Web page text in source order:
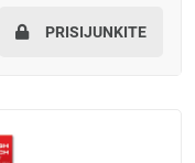
PRISIJUNKITE